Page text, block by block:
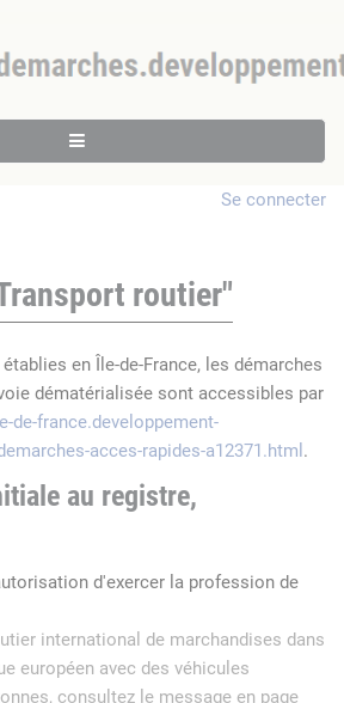
Se connecter
routier"
en Île-de-France, les démarches
dématérialisée sont accessibles par
de-france.developpement-
acces-rapides-a12371.html .
au registre,
d'exercer la profession de
international de marchandises dans
européen avec des véhicules
consultez le message en page